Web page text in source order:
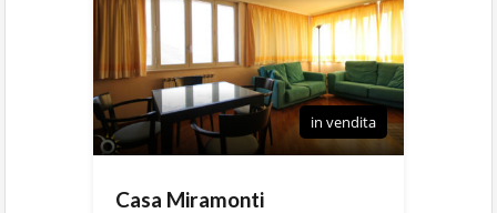
in vendita
Casa Miramonti